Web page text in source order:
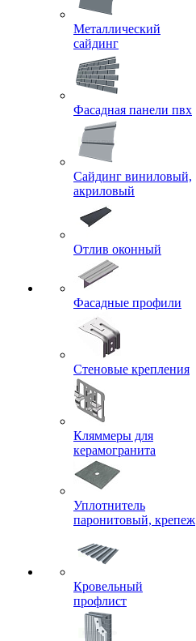
Металлический
сайдинг
Фасадная панели пвх
Сайдинг виниловый,
акриловый
Отлив оконный
Фасадные профили
Стеновые крепления
Кляммеры для
керамогранита
Уплотнитель
паронитовый, крепеж
Кровельный
профлист